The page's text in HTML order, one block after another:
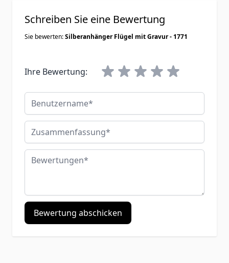
Schreiben Sie eine Bewertung
Sie bewerten:Silberanhänger Flügel mit Gravur - 1771
Ihre Bewertung:
Benutzername
Zusammenfassung
Bewertungen
Bewertung abschicken